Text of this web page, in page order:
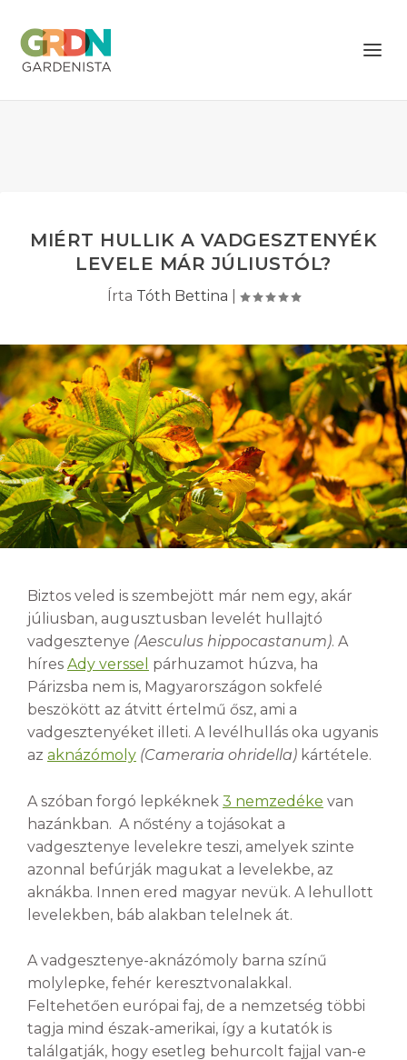
MIÉRT HULLIK A VADGESZTENYÉK
LEVELE MÁR JÚLIUSTÓL?
Írta Tóth Bettina
Biztos veled is szembejött már nem egy, akár
júliusban, augusztusban levelét hullajtó
vadgesztenye (Aesculus hippocastanum). A
híres Ady verssel párhuzamot húzva, ha
Párizsba nem is, Magyarországon sokfelé
beszökött az átvitt értelmű ősz, ami a
vadgesztenyéket illeti. A levélhullás oka ugyanis
az aknázómoly (Cameraria ohridella) kártétele.
A szóban forgó lepkéknek 3 nemzedéke van
hazánkban. A nőstény a tojásokat a
vadgesztenye levelekre teszi, amelyek szinte
azonnal befúrják magukat a levelekbe, az
aknákba. Innen ered magyar nevük. A lehullott
levelekben, báb alakban telelnek át.
A vadgesztenye-aknázómoly barna színű
molylepke, fehér keresztvonalakkal.
Feltehetően európai faj, de a nemzetség többi
tagja mind észak-amerikai, így a kutatók is
találgatják, hogy esetleg behurcolt fajjal van-e